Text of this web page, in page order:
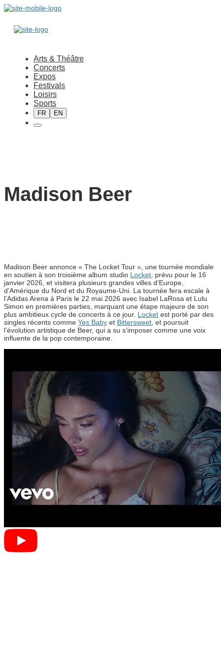
Arts & Théâtre
Concerts
Expos
Festivals
Loisirs
Sports
FR EN
Madison Beer
Madison Beer annonce « The Locket Tour », une tournée mondiale
en soutien à son troisième album studio Locket , prévu pour le 16
janvier 2026, et visitera plusieurs grandes villes d’Europe,
d’Amérique du Nord et du Royaume-Uni. La tournée fera escale à
l’Adidas Arena à Paris le 22 mai 2026 avec Isabel LaRosa et Lulu
Simon en premières parties, marquant une étape majeure de son
plus ambitieux cycle de concerts à ce jour. Locket est porté par des
singles récents comme Yes Baby et Bittersweet , et poursuit
l’évolution artistique de Beer, qui a su s’imposer comme une voix
influente de la pop contemporaine.